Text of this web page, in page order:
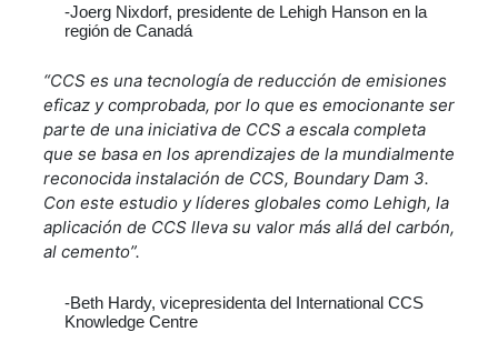
-Joerg Nixdorf, presidente de Lehigh Hanson en la
región de Canadá
“CCS es una tecnología de reducción de emisiones
eficaz y comprobada, por lo que es emocionante ser
parte de una iniciativa de CCS a escala completa
que se basa en los aprendizajes de la mundialmente
reconocida instalación de CCS, Boundary Dam 3.
Con este estudio y líderes globales como Lehigh, la
aplicación de CCS lleva su valor más allá del carbón,
al cemento”.
-Beth Hardy, vicepresidenta del International CCS
Knowledge Centre